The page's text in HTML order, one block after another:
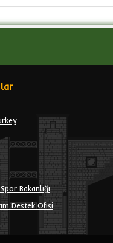
Bakanlığı
Destek Ofisi